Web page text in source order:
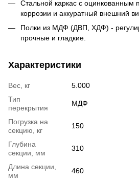
Стальной каркас с оцинкованным
коррозии и аккуратный внешний
Полки из МДФ (ДВП, ХДФ) -
прочные и гладкие.
Характеристики
Вес, кг
5.000
Тип
перекрытия
МДФ
Погрузка на
секцию, кг
150
Глубина
секции, мм
310
Длина секции,
мм
460